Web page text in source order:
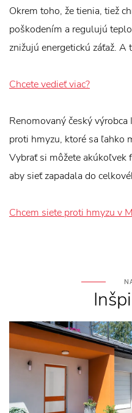
Okrem toho, že tienia, tiež
poškodením a regulujú
znižujú energetickú záťaž.
Chcete vedieť viac?
Renomovaný český
proti hmyzu, ktoré sa ľahko
Vybrať si môžete akúkoľvek
aby sieť zapadala do
Chcem siete proti hmyzu v